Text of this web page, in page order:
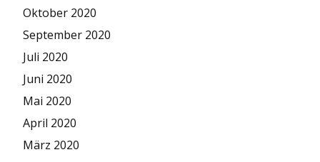
Oktober 2020
September 2020
Juli 2020
Juni 2020
Mai 2020
April 2020
März 2020